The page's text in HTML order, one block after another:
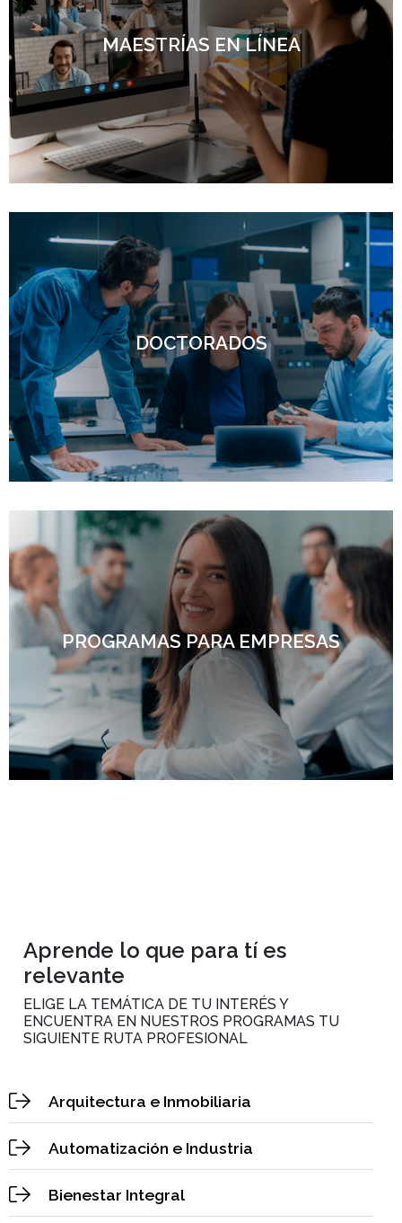
MAESTRÍAS EN LÍNEA
DOCTORADOS
PROGRAMAS PARA EMPRESAS
Aprende lo que para tí es
relevante
ELIGE LA TEMÁTICA DE TU INTERÉS Y
ENCUENTRA EN NUESTROS PROGRAMAS TU
SIGUIENTE RUTA PROFESIONAL
Arquitectura e Inmobiliaria
Automatización e Industria
Bienestar Integral